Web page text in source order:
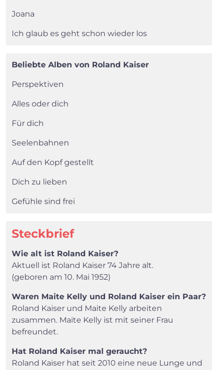
Joana
Ich glaub es geht schon wieder los
Beliebte Alben von Roland Kaiser
Perspektiven
Alles oder dich
Für dich
Seelenbahnen
Auf den Kopf gestellt
Dich zu lieben
Gefühle sind frei
Steckbrief
Wie alt ist Roland Kaiser?
Aktuell ist Roland Kaiser 74 Jahre alt.
(geboren am 10. Mai 1952)
Waren Maite Kelly und Roland Kaiser ein Paar?
Roland Kaiser und Maite Kelly arbeiten
zusammen. Maite Kelly ist mit seiner Frau
befreundet.
Hat Roland Kaiser mal geraucht?
Roland Kaiser hat seit 2010 eine neue Lunge und